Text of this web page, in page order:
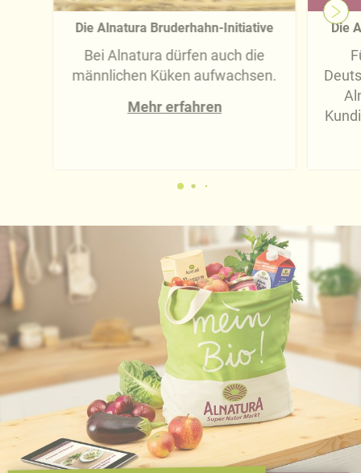
Die Alnatura Bruderhahn-Initiative
Bei Alnatura dürfen auch die
männlichen Küken aufwachsen.
Mehr erfahren
Die